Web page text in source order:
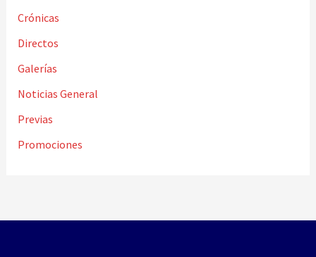
Crónicas
Directos
Galerías
Noticias General
Previas
Promociones